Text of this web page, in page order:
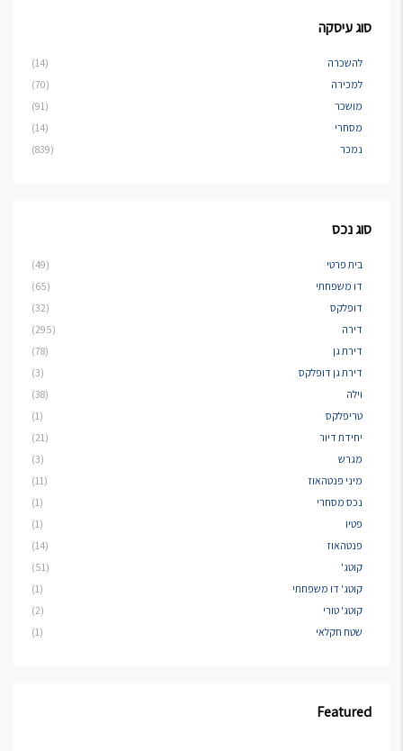
סוג עיסקה
להשכרה
(14)
למכירה
(70)
מושכר
(91)
מסחרי
(14)
נמכר
(839)
סוג נכס
בית פרטי
(49)
דו משפחתי
(65)
דופלקס
(32)
דירה
(295)
דירת גן
(78)
דירת גן דופלקס
(3)
וילה
(38)
טריפלקס
(1)
יחידת דיור
(21)
מגרש
(3)
מיני פנטהאוז
(11)
נכס מסחרי
(1)
פטיו
(1)
פנטהאוז
(14)
קוטג'
(51)
קוטג' דו משפחתי
(1)
קוטג' טורי
(2)
שטח חקלאי
(1)
Featured